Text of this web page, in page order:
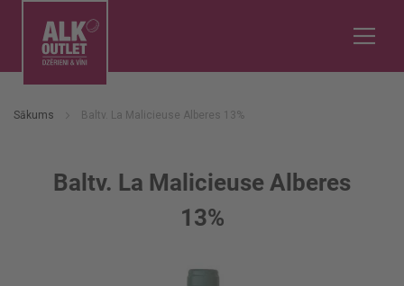
Sākums Baltv. La Malicieuse Alberes 13%
Baltv. La Malicieuse Alberes
13%